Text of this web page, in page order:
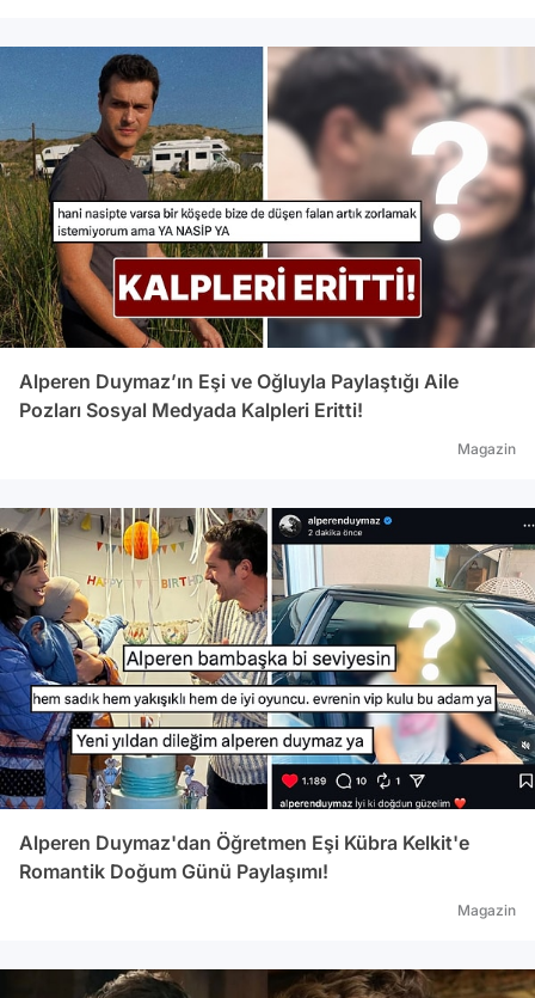
Alperen Duymaz’ın Eşi ve Oğluyla Paylaştığı Aile
Pozları Sosyal Medyada Kalpleri Eritti!
Magazin
Alperen Duymaz'dan Öğretmen Eşi Kübra Kelkit'e
Romantik Doğum Günü Paylaşımı!
Magazin